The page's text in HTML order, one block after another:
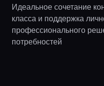
Идеальное сочетание
класса и поддержка
профессионального
потребностей